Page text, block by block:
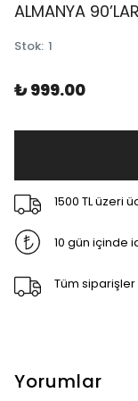
ALMANYA
Stok: 1
₺ 999.00
1500 TL üzeri
10 gün içinde
Tüm
Yorumlar